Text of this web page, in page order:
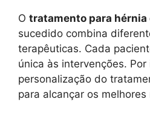
O tratamento para hérnia
sucedido combina
terapêuticas. Cada
única às intervenções. Por
personalização do
para alcançar os